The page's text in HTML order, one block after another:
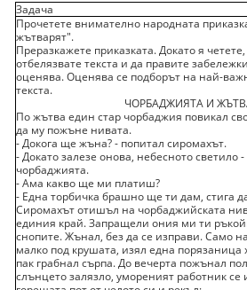
Задача
Прочетете внимателно народната
жътварят".
Преразкажете приказката. Докато я
отбелязвате текста и да правите
оценява. Оценява се подборът на най-
текста.
ЧОРБАДЖИЯТА И
По жътва един стар чорбаджия повикал
да му пожъне нивата.
- Докога ще жъна? - попитал сиромахът.
- Докато залезе онова, небесното светило
чорбаджията.
- Ама какво ще ми платиш?
- Една торбичка брашно ще ти дам, стига
Сиромахът отишъл на чорбаджийската
единия край. Запращели ония ми ти
снопите. Жънал, без да се изправи. Само
малко под крушата, изял една порязаница
пак грабнал сърпа. До вечерта пожънал
слънцето залязло, умореният работник се